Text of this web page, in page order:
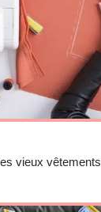
vieux